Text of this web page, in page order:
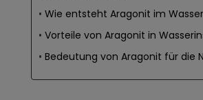
Wie entsteht Aragonit im
Vorteile von Aragonit in
Bedeutung von Aragonit für die